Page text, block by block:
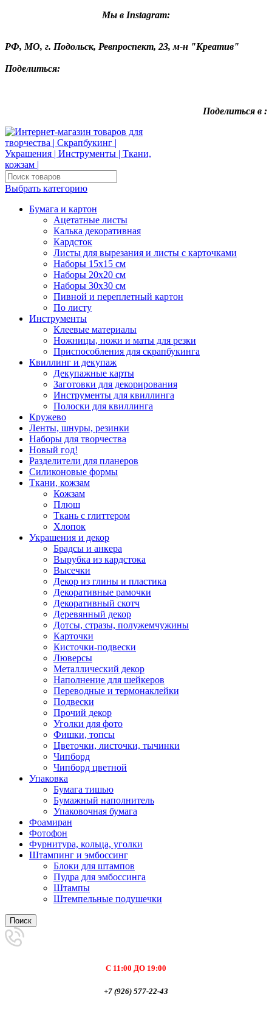
Мы в Instagram:
РФ, МО, г. Подольск, Ревпроспект, 23, м-н "Креатив"
Поделиться:
Поделиться в :
Выбрать категорию
Бумага и картон
Ацетатные листы
Калька декоративная
Кардсток
Листы для вырезания и листы с карточками
Наборы 15х15 см
Наборы 20х20 см
Наборы 30х30 см
Пивной и переплетный картон
По листу
Инструменты
Клеевые материалы
Ножницы, ножи и маты для резки
Приспособления для скрапбукинга
Квиллинг и декупаж
Декупажные карты
Заготовки для декорирования
Инструменты для квиллинга
Полоски для квиллинга
Кружево
Ленты, шнуры, резинки
Наборы для творчества
Новый год!
Разделители для планеров
Силиконовые формы
Ткани, кожзам
Кожзам
Плюш
Ткань с глиттером
Хлопок
Украшения и декор
Брадсы и анкера
Вырубка из кардстока
Высечки
Декор из глины и пластика
Декоративные рамочки
Декоративный скотч
Деревянный декор
Дотсы, стразы, полужемчужины
Карточки
Кисточки-подвески
Люверсы
Металлический декор
Наполнение для шейкеров
Переводные и термонаклейки
Подвески
Прочий декор
Уголки для фото
Фишки, топсы
Цветочки, листочки, тычинки
Чипборд
Чипборд цветной
Упаковка
Бумага тишью
Бумажный наполнитель
Упаковочная бумага
Фоамиран
Фотофон
Фурнитура, кольца, уголки
Штампинг и эмбоссинг
Блоки для штампов
Пудра для эмбоссинга
Штампы
Штемпельные подушечки
Поиск
С 11:00 ДО 19:00
+7 (926) 577-22-43